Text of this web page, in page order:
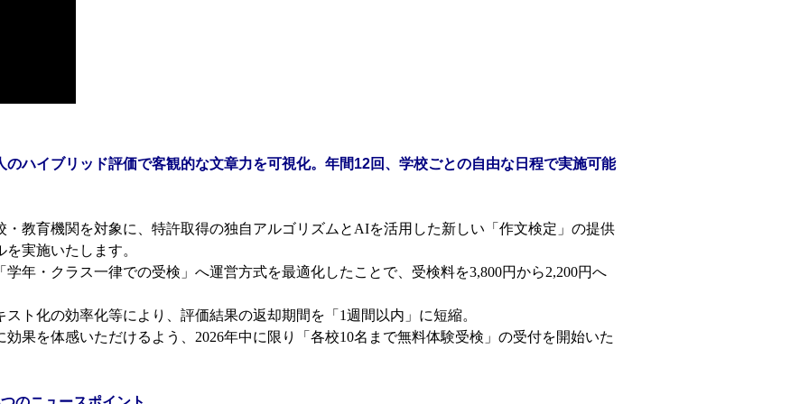
ハイブリッド評価で客観的な文章力を可視化。年間12回、学校ごとの自由な日程で実施可能
教育機関を対象に、特許取得の独自アルゴリズムとAIを活用した新しい「作文検定」の提供
実施いたします。
年・クラス一律での受検」へ運営方式を最適化したことで、受検料を3,800円から2,200円へ
ト化の効率化等により、評価結果の返却期間を「1週間以内」に短縮。
果を体感いただけるよう、2026年中に限り「各校10名まで無料体験受検」の受付を開始いた